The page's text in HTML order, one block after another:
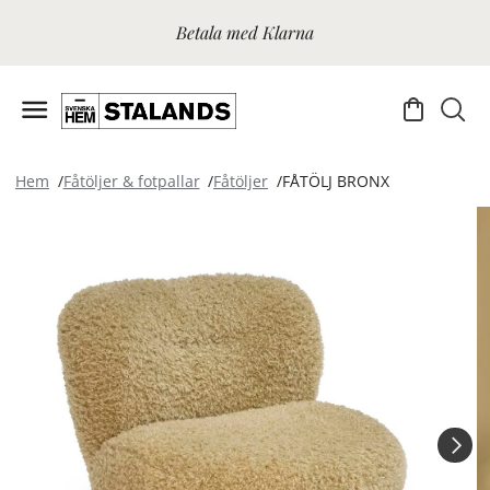
Betala med Klarna
Hem Fåtöljer & fotpallar Fåtöljer FÅTÖLJ BRONX